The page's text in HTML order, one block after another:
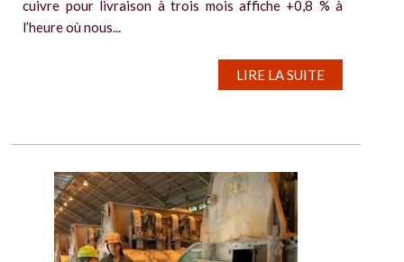
cuivre pour livraison à trois mois affiche +0,8 % à
l’heure où nous...
LIRE LA SUITE